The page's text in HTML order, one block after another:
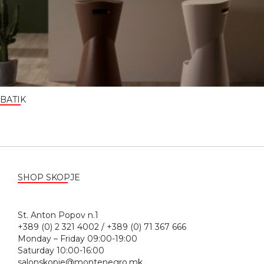
BATIK
SHOP SKOPJE
St. Anton Popov n.1
+389 (0) 2 321 4002 / +389 (0) 71 367 666
Monday – Friday 09:00-19:00
Saturday 10:00-16:00